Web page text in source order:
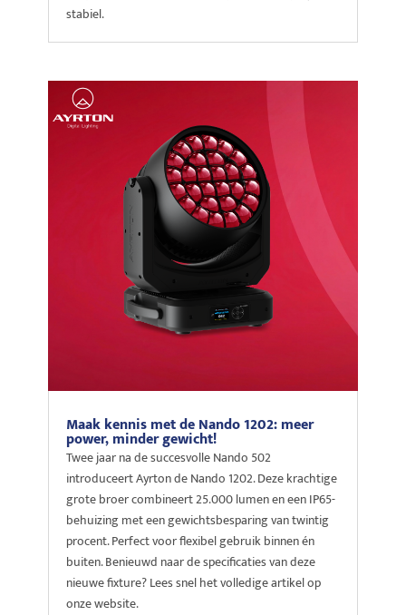
stabiel.
Maak kennis met de Nando 1202: meer
power, minder gewicht!
Twee jaar na de succesvolle Nando 502
introduceert Ayrton de Nando 1202. Deze krachtige
grote broer combineert 25.000 lumen en een IP65-
behuizing met een gewichtsbesparing van twintig
procent. Perfect voor flexibel gebruik binnen én
buiten. Benieuwd naar de specificaties van deze
nieuwe fixture? Lees snel het volledige artikel op
onze website.